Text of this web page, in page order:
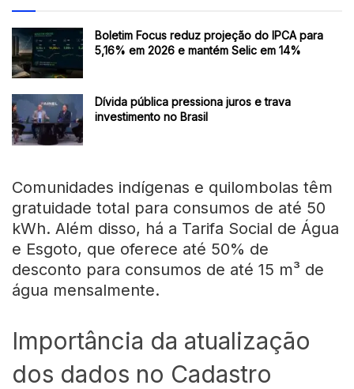
Boletim Focus reduz projeção do IPCA para
5,16% em 2026 e mantém Selic em 14%
Dívida pública pressiona juros e trava
investimento no Brasil
Comunidades indígenas e quilombolas têm
gratuidade total para consumos de até 50
kWh. Além disso, há a Tarifa Social de Água
e Esgoto, que oferece até 50% de
desconto para consumos de até 15 m³ de
água mensalmente.
Importância da atualização
dos dados no Cadastro